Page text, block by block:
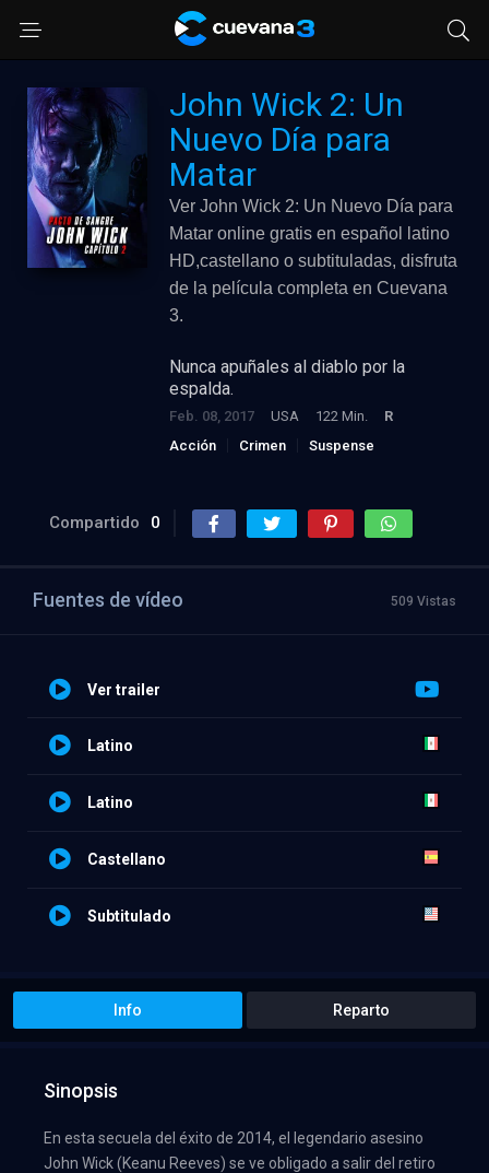
John Wick 2: Un
Nuevo Día para
Matar
Ver John Wick 2: Un Nuevo Día para
Matar online gratis en español latino
HD,castellano o subtituladas, disfruta
de la película completa en Cuevana
3.
Nunca apuñales al diablo por la
espalda.
Feb. 08, 2017 USA 122 Min.
R
Acción
Crimen Suspense
Compartido 0
Fuentes de vídeo 509 Vistas
Ver trailer
Latino
Latino
Castellano
Subtitulado
Info Reparto
Sinopsis
En esta secuela del éxito de 2014, el legendario asesino
John Wick (Keanu Reeves) se ve obligado a salir del retiro